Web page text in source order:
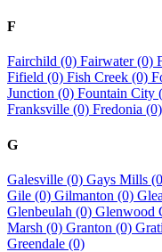
F
Fairchild (0) Fairwater (0)
Fifield (0) Fish Creek (0)
Junction (0) Fountain City
Franksville (0) Fredonia (0)
G
Galesville (0) Gays Mills
Gile (0) Gilmanton (0)
Glenbeulah (0) Glenwood
Marsh (0) Granton (0)
Greendale (0)